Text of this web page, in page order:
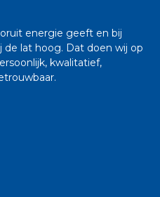
energie geeft en bij
de lat hoog. Dat doen wij op
kwalitatief,